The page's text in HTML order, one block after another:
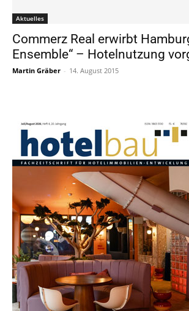
Aktuelles
Commerz Real erwirbt
Ensemble“ – Hotelnutzung
Martin Gräber - 14. August 2015